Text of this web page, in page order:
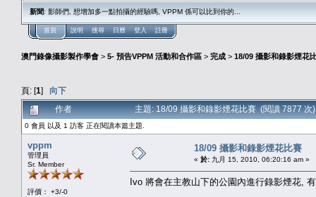
新聞: 影師們, 想增加多一點拍攝的經驗嗎, VPPM 係可以比到你的...
首頁 說明 搜尋 日曆 登入 註冊
澳門錄像攝影製作學會 > 5- 預告VPPM 活動和合作區 > 完成 > 18/09 攝影和錄影煙花
頁: [1] 向下
作者
主題: 18/09 攝影和錄影煙花比賽 (閱讀 7877 次)
0 會員 以及 1 訪客 正在閱讀本篇主題.
vppm
管理員
Sr. Member
評價： +3/-0
18/09 攝影和錄影煙花比賽
« 於: 九月 15, 2010, 06:20:16 am »
Ivo 將會在主教山下的公園內進行錄影煙花,